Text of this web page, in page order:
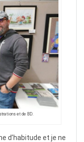
et de BD.
d’habitude et je ne